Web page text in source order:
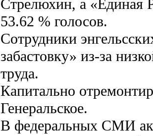
Стрелюхин, а «Единая
53.62 % голосов.
Сотрудники
забастовку» из-за
труда.
Капитально
Генеральское.
В федеральных СМИ